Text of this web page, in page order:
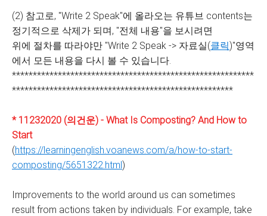
(2) 참고로, "Write 2 Speak"에 올라오는 유튜브 contents는
정기적으로 삭제가 되며, "전체 내용"을 보시려면
위에 절차를 따라야만 "Write 2 Speak -> 자료실(클릭)"영역
에서 모든 내용을 다시 볼 수 있습니다.
**********************************************************
*****************************************************
* 11232020 (의건운) - What Is Composting? And How to
Start
(https://learningenglish.voanews.com/a/how-to-start-
composting/5651322.html)
Improvements to the world around us can sometimes
result from actions taken by individuals. For example, take